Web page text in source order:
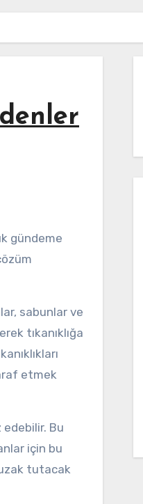
sabunlar ve
tıkanıklığa
etmek
Bu
için bu
tutacak